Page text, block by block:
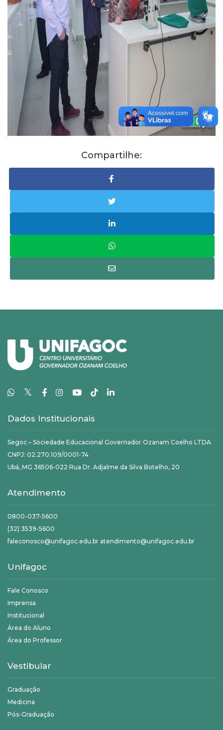
Compartilhe:
𝕏
Dados Institucionais
Segoc – Sociedade Educacional Governador Ozanam Coelho LTDA
CNPJ: 02.270.109/0001-74
Ubá, MG 36506-022 Rua Dr. Adjalme da Silva Botelho, 20
Atendimento
0800-037-5600
(32) 3539-5600
faleconosco@unifagoc.edu.br atendimento@unifagoc.edu.br
Unifagoc
Fale Conosco
Imprensa
Institucional
Área do Aluno
Área do Professor
Vestibular
Graduação
Medicina
Pós-Graduação